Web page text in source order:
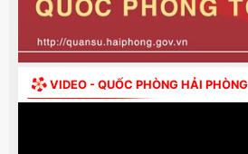
VIDEO - QUỐC PHÒNG HẢI PHÒNG